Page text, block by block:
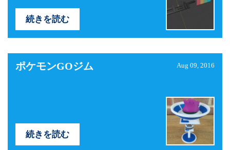
続きを読む
ポケモンGOジム Aug 09, 2016
続きを読む